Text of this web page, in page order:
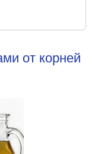
от корней